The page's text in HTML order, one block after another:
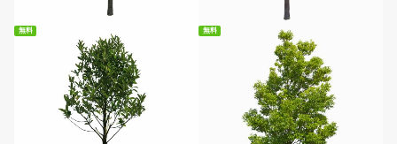
無料 無料